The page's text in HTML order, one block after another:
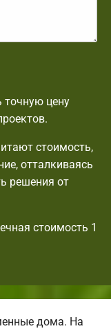
точную цену
стоимость,
отталкиваясь
решения от
стоимость 1
дома. На